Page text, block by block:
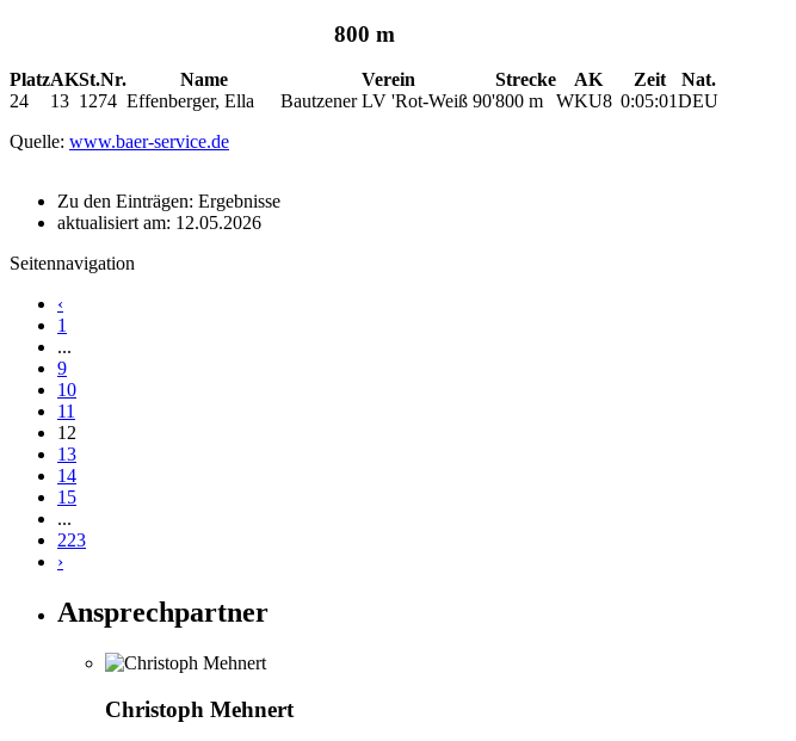
800 m
PlatzAKSt.Nr. Name Verein Strecke AK Zeit
Nat.
24
13 1274 Effenberger, Ella Bautzener LV 'Rot-Weiß 90'800 m WKU8 0:05:01DEU
Quelle: www.baer-service.de
Zu den Einträgen: Ergebnisse
aktualisiert am: 12.05.2026
Seitennavigation
‹
1
...
9
10
11
12
13
14
15
...
223
›
Ansprechpartner
Christoph Mehnert